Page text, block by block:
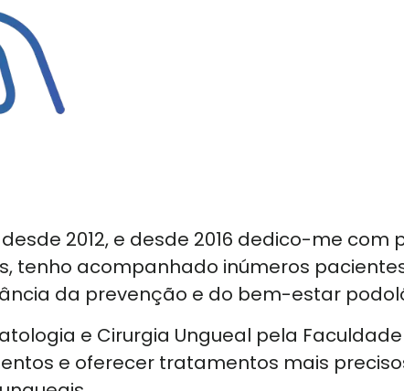
2012, e desde 2016 dedico-me
tenho acompanhado inúmeros
da prevenção e do bem-estar
e Cirurgia Ungueal pela
e oferecer tratamentos mais